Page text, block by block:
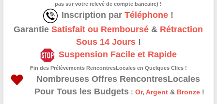
pas sur votre relevé de compte bancaire) !
Inscription parTéléphone !
GarantieSatisfait ou Remboursé & Rétraction
Sous 14 Jours!
Suspension Facile et Rapide
Fin des Prélèvements RencontresLocales en Quelques Clics !
Nombreuses Offres RencontresLocales
Pour Tous les Budgets: Or, Argent& Bronze!